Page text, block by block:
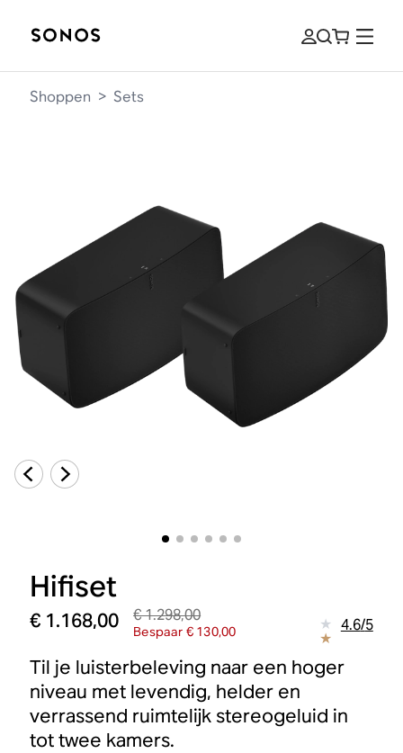
Shoppen > Sets
Hifiset
€ 1.168,00 € 1.298,00
Bespaar € 130,00 4.6/5
Til je luisterbeleving naar een hoger
niveau met levendig, helder en
verrassend ruimtelijk stereogeluid in
tot twee kamers.